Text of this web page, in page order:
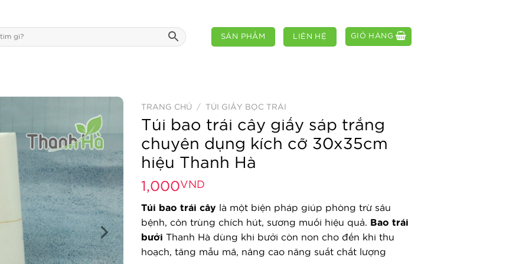
SẢN PHẨM LIÊN HỆ GIỎ HÀNG
TRANG CHỦ / TÚI GIẤY BỌC TRÁI
Túi bao trái cây giấy sáp trắng
chuyên dụng kích cỡ 30x35cm
hiệu Thanh Hà
1,000VND
Túi bao trái cây là một biện pháp giúp phòng trừ sâu
bệnh, côn trùng chích hút, sương muối hiệu quả. Bao trái
bưởi Thanh Hà dùng khi bưởi còn non cho đến khi thu
hoạch, tăng mẫu mã, nâng cao năng suất chất lượng